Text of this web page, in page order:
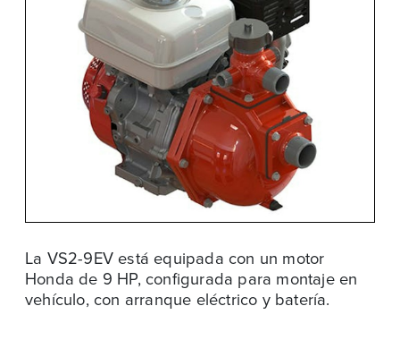
La VS2-9EV está equipada con un motor
Honda de 9 HP, configurada para montaje en
vehículo, con arranque eléctrico y batería.